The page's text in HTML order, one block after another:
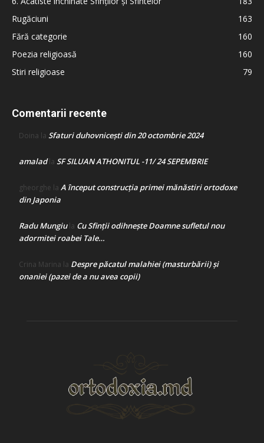
Rugăciuni
163
Fără categorie
160
Poezia religioasă
160
Stiri religioase
79
Comentarii recente
Doina la Sfaturi duhovnicești din 20 octombrie 2024
amaladla SF SILUAN ATHONITUL -11/ 24 SEPEMBRIE
gheorghe la A început construcţia primei mănăstiri ortodoxe
din Japonia
Radu Mungiula Cu Sfinții odihnește Doamne sufletul nou
adormitei roabei Tale…
Crina Marina la Despre păcatul malahiei (masturbării) şi
onaniei (pazei de a nu avea copii)